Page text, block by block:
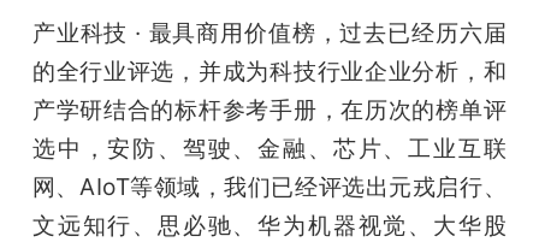
产业科技 · 最具商用价值榜，过去已经历六届
的全行业评选，并成为科技行业企业分析，和
产学研结合的标杆参考手册，在历次的榜单评
选中，安防、驾驶、金融、芯片、工业互联
网、AIoT等领域，我们已经评选出元戎启行、
文远知行、思必驰、华为机器视觉、大华股